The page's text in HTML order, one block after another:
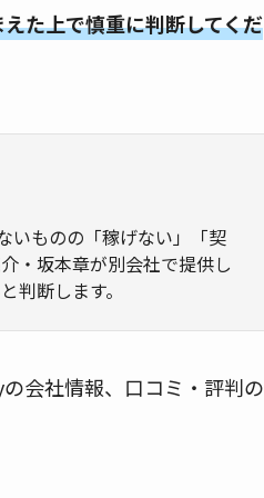
た上で慎重に判断してくだ
いものの「稼げない」「契
・坂本章が別会社で提供し
判断します。
会社情報、口コミ・評判の